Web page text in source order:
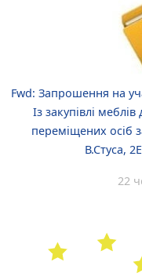
Fwd: Запрошення на
Із закупівлі
переміщених осіб
В.Стуса,
22